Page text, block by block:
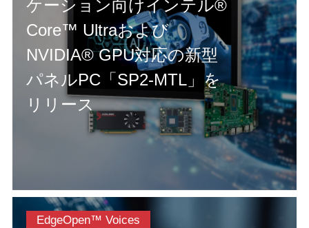
ケーション向けインテル®
Core™ Ultraおよび
NVIDIA® GPU対応の新型
パネルPC「SP2-MTL」を
リリース
EdgeOpen™ Voices